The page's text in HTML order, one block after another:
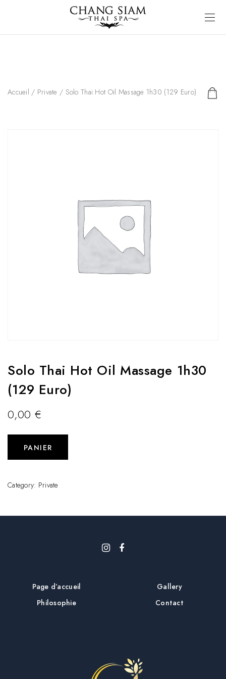
Accueil / Private / Solo Thai Hot Oil Massage 1h30 (129 Euro)
Solo Thai Hot Oil Massage 1h30
(129 Euro)
0,00€
PANIER
Category: Private
Page d’accueil
Philosophie
Gallery
Contact